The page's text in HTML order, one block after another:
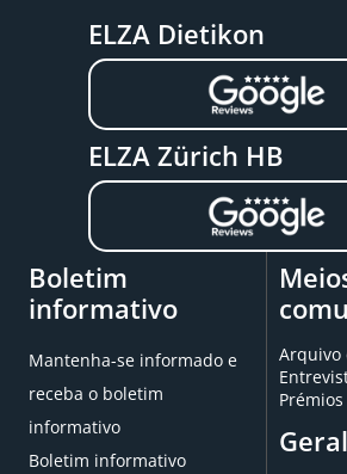
ELZA Dietikon
ELZA Zürich HB
Boletim
informativo
Mantenha-se informado e
receba o boletim
informativo
Boletim informativo
Arquivo
Prémios
Geral